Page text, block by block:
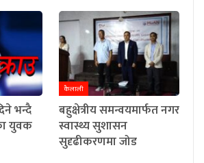
भन्दै
युवक
कैलाली
बहुक्षेत्रीय समन्वयमार्फत नगर
स्वास्थ्य सुशासन
सुदृढीकरणमा जोड